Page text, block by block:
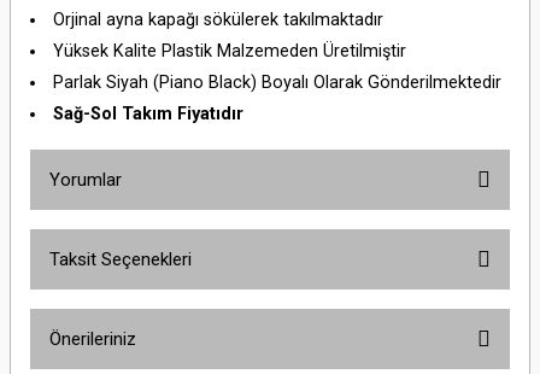
Orjinal ayna kapağı sökülerek takılmaktadır
Yüksek Kalite Plastik Malzemeden Üretilmiştir
Parlak Siyah (Piano Black) Boyalı Olarak Gönderilmektedir
Sağ-Sol Takım Fiyatıdır
Yorumlar
Taksit Seçenekleri
Önerileriniz